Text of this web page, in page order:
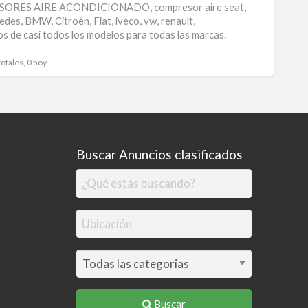
AIRE ACONDICIONADO, compresor aire seat,
BMW, Citroën, Fiat, iveco, vw, renault,
de casi todos los modelos para todas las marcas.
0 hoy
Buscar Anuncios clasificados
Buscar